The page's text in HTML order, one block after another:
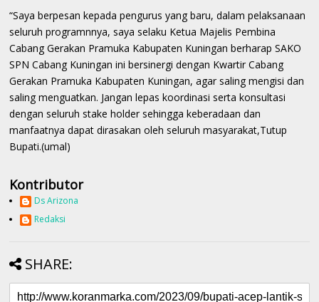
“Saya berpesan kepada pengurus yang baru, dalam pelaksanaan
seluruh programnnya, saya selaku Ketua Majelis Pembina
Cabang Gerakan Pramuka Kabupaten Kuningan berharap SAKO
SPN Cabang Kuningan ini bersinergi dengan Kwartir Cabang
Gerakan Pramuka Kabupaten Kuningan, agar saling mengisi dan
saling menguatkan. Jangan lepas koordinasi serta konsultasi
dengan seluruh stake holder sehingga keberadaan dan
manfaatnya dapat dirasakan oleh seluruh masyarakat,Tutup
Bupati.(umal)
Kontributor
Ds Arizona
Redaksi
SHARE: